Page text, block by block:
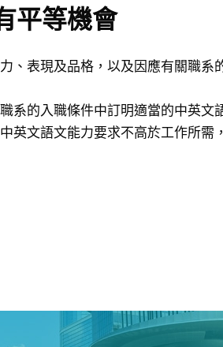
平等機會
表現及品格，以及因應有關職系
系的入職條件中訂明適當的中英
英文語文能力要求不高於工作所